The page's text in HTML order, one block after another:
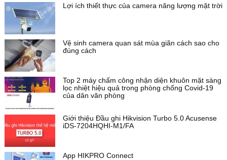
Lợi ích thiết thực của camera năng lượng mặt trời
Vệ sinh camera quan sát mùa giãn cách sao cho
đúng cách
Top 2 máy chấm công nhận diện khuôn mặt sàng
lọc nhiệt hiệu quả trong phòng chống Covid-19
của dân văn phòng
Giới thiệu Đầu ghi Hikvision Turbo 5.0 Acusense
iDS-7204HQHI-M1/FA
App HIKPRO Connect